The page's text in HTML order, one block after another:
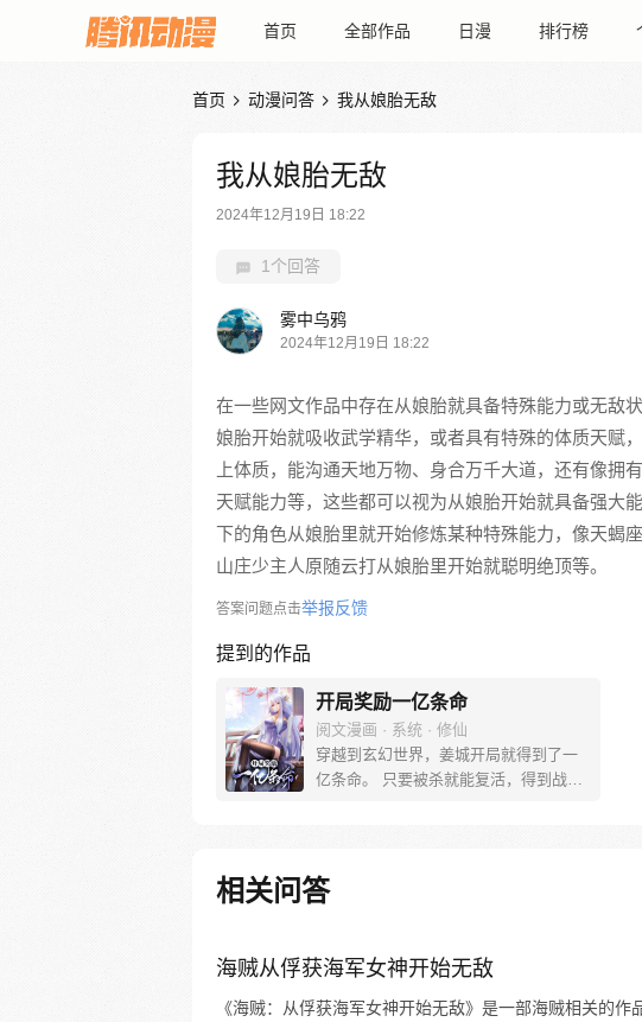
首页 全部作品 日漫 排行榜
首页  动漫问答  我从娘胎无敌
我从娘胎无敌
2024年12月19日 18:22
1个回答
雾中乌鸦
2024年12月19日 18:22
在一些网文作品中存在从娘胎就具备特殊能力或无敌
娘胎开始就吸收武学精华，或者具有特殊的体质天赋
上体质，能沟通天地万物、身合万千大道，还有像拥
天赋能力等，这些都可以视为从娘胎开始就具备强大
下的角色从娘胎里就开始修炼某种特殊能力，像天蝎
山庄少主人原随云打从娘胎里开始就聪明绝顶等。
答案问题点击举报反馈
提到的作品
开局奖励一亿条命
阅文漫画 · 系统 · 修仙
穿越到玄幻世界，姜城开局就得到了一
亿条命。 只要被杀就能复活，得到战胜
相关问答
海贼从俘获海军女神开始无敌
《海贼：从俘获海军女神开始无敌》是一部海贼相关的